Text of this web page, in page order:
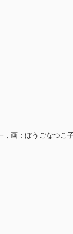
画：ぼうごなつこ